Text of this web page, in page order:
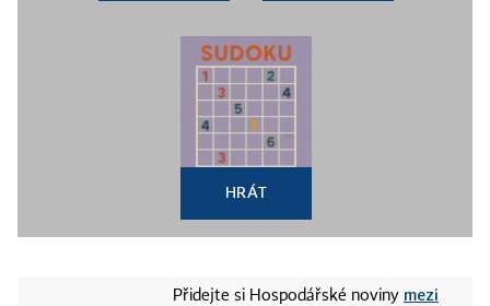
HRÁT
Přidejte si Hospodářské noviny mezi